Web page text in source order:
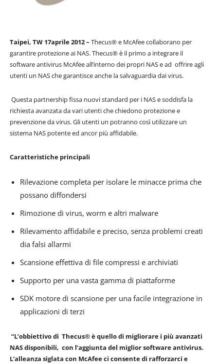
Taipei, TW 17aprile 2012 – Thecus® e McAfee collaborano per
garantire protezione ai NAS. Thecus® è il primo a integrare il
software antivirus McAfee all’interno dei propri NAS e ad offrire agli
utenti un NAS che garantisce anche la salvaguardia dai virus.
Questa partnership fissa nuovi standard per i NAS e soddisfa la
richiesta avanzata da vari utenti che chiedono protezione e
prevenzione da virus. Gli utenti un potranno così utilizzare un
sistema NAS potente ed ancor più affidabile.
Caratteristiche principali
Rilevazione completa per isolare le minacce prima che
possano diffondersi
Rimozione di virus, worm e altri malware
Rilevamento affidabile e preciso, senza problemi creati
dia falsi allarmi
Scansione effettiva di file compressi e archiviati
Supporto per una vasta gamma di piattaforme
SDK motore di scansione per una facile integrazione in
applicazioni di terzi
“L’obbiettivo di Thecus® è quello di migliorare i più avanzati
NAS disponibili, con l’aggiunta del miglior software antivirus.
L’alleanza siglata con McAfee ci consente di rafforzarci e